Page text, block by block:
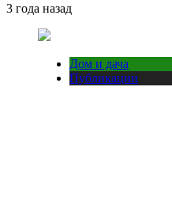
3 года назад
Дом и дача
Публикации